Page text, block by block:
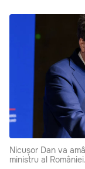
Nicușor Dan va
ministru al României.